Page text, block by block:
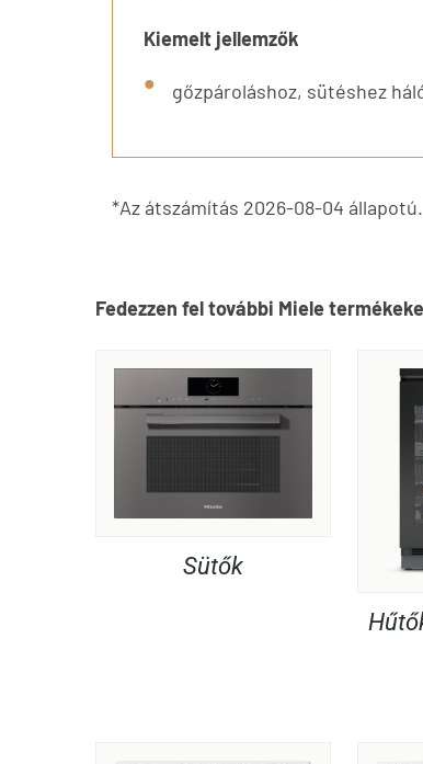
Kiemelt jellemzők
gőzpároláshoz, sütéshez
*Az átszámítás 2026-08-04
Fedezzen fel további Miele
Sütők